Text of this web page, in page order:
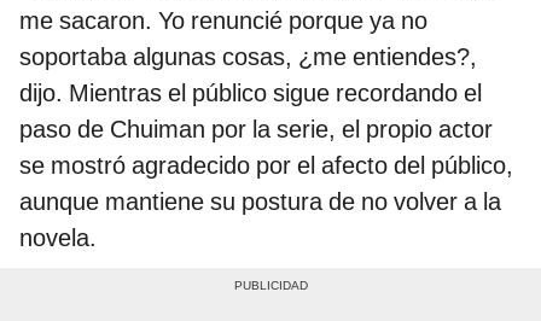
me sacaron. Yo renuncié porque ya no
soportaba algunas cosas, ¿me entiendes?,
dijo. Mientras el público sigue recordando el
paso de Chuiman por la serie, el propio actor
se mostró agradecido por el afecto del público,
aunque mantiene su postura de no volver a la
novela.